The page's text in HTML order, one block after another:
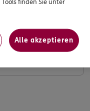
finden Sie unter
Alle akzeptieren